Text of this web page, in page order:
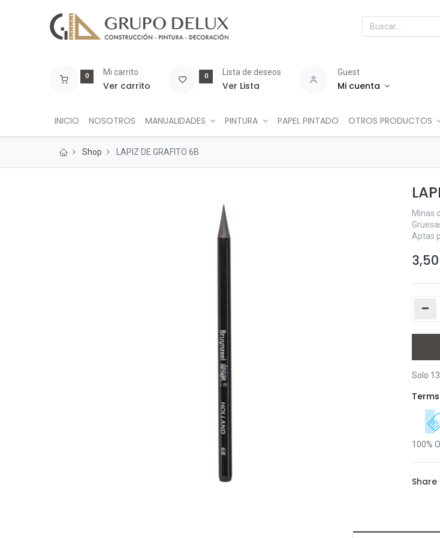
0 Mi carrito
Ver carrito
0 Lista de deseos
Ver Lista
Guest
Mi cuenta
INICIO NOSOTROS MANUALIDADES PINTURA PAPEL PINTADO OTROS PRODUCTOS
Shop LAPIZ DE GRAFITO 6B
Minas
Aptas
3,50
Solo
100%
Share